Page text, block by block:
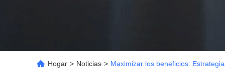
Hogar > Noticias > Maximizar los beneficios: